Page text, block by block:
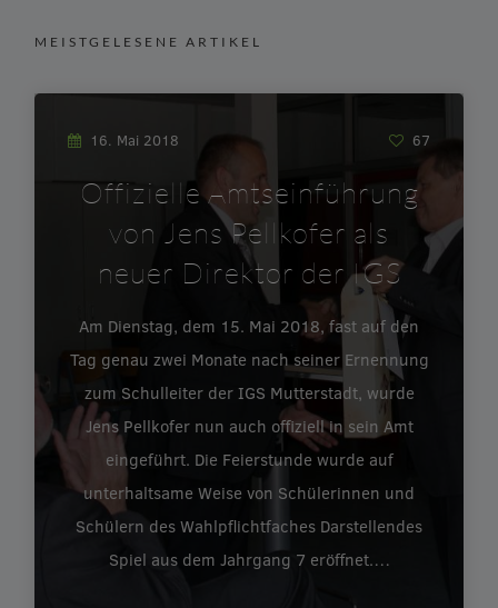
MEISTGELESENE ARTIKEL
16. Mai 2018 67
Offizielle Amtseinführung
von Jens Pellkofer als
neuer Direktor der IGS
Am Dienstag, dem 15. Mai 2018, fast auf den
Tag genau zwei Monate nach seiner Ernennung
zum Schulleiter der IGS Mutterstadt, wurde
Jens Pellkofer nun auch offiziell in sein Amt
eingeführt. Die Feierstunde wurde auf
unterhaltsame Weise von Schülerinnen und
Schülern des Wahlpflichtfaches Darstellendes
Spiel aus dem Jahrgang 7 eröffnet.…